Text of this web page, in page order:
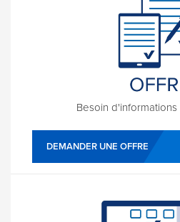
Besoin
DEMANDER UNE OFFRE